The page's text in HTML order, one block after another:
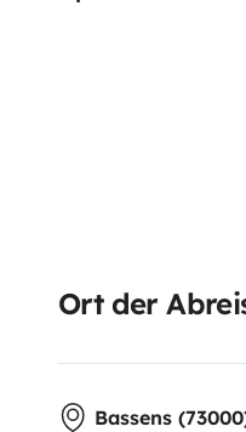
Ort der
Bassens